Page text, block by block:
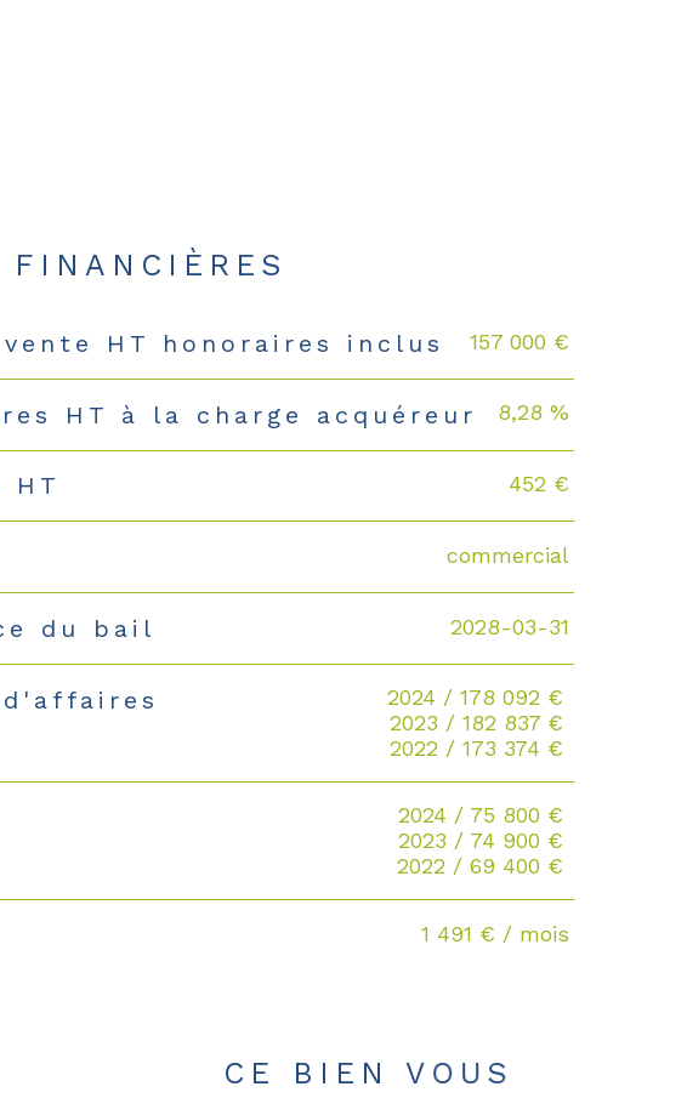
ValeursHT honoraires inclus 157 000 €
HT à la charge acquéreur 8,28 %
HT 452 €
commercial
du bail 2028-03-31
2024 / 178 092 €
2023 / 182 837 €
2022 / 173 374 €
2024 / 75 800 €
2023 / 74 900 €
2022 / 69 400 €
1 491 € / mois
CE BIEN VOUS